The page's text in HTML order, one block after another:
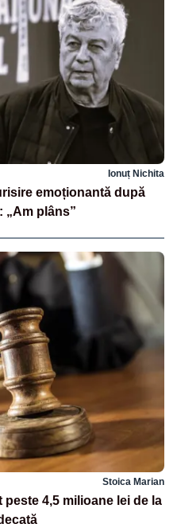
Ionuț Nichita
emoționantă după
„Am plâns”
Stoica Marian
4,5 milioane lei de la